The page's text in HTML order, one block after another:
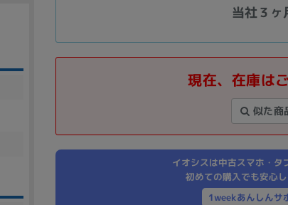
当社３ヶ
現在、在庫は
似た商
イオシスは中古スマホ・タ
初めての購入でも安心
1weekあんしんサ
商品ジャンルの
メーカー
Apple
Asus